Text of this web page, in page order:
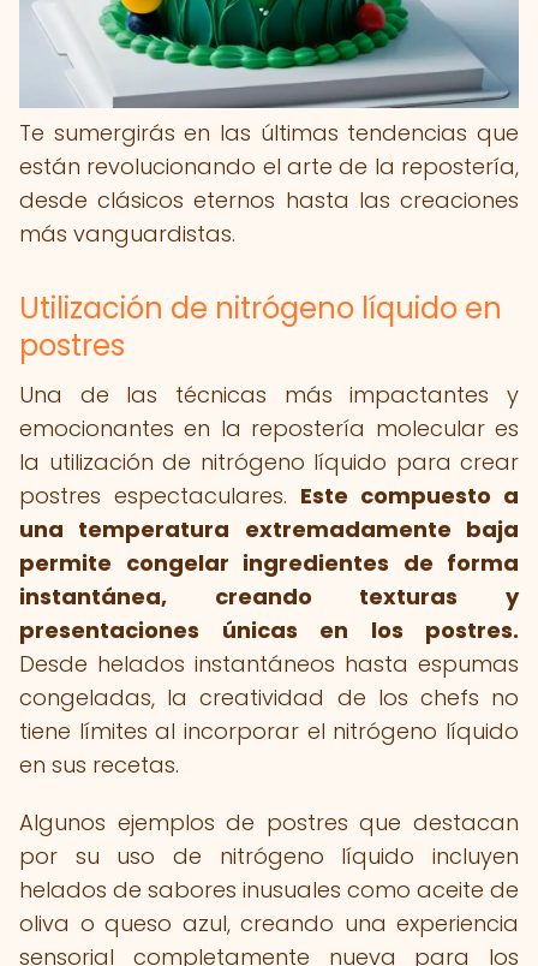
Te sumergirás en las últimas tendencias que
están revolucionando el arte de la repostería,
desde clásicos eternos hasta las creaciones
más vanguardistas.
Utilización de nitrógeno líquido en
postres
Una de las técnicas más impactantes y
emocionantes en la repostería molecular es
la utilización de nitrógeno líquido para crear
postres espectaculares. Este compuesto a
una temperatura extremadamente baja
permite congelar ingredientes de forma
instantánea, creando texturas y
presentaciones únicas en los postres.
Desde helados instantáneos hasta espumas
congeladas, la creatividad de los chefs no
tiene límites al incorporar el nitrógeno líquido
en sus recetas.
Algunos ejemplos de postres que destacan
por su uso de nitrógeno líquido incluyen
helados de sabores inusuales como aceite de
oliva o queso azul, creando una experiencia
sensorial completamente nueva para los